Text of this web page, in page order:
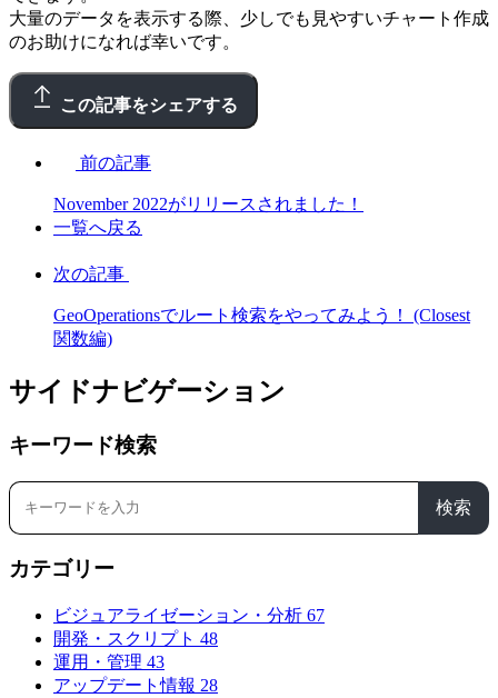
大量のデータを表示する際、少しでも見やすいチャート作成
のお助けになれば幸いです。
この記事をシェアする
前の記事
November 2022がリリースされました！
一覧へ戻る
次の記事
GeoOperationsでルート検索をやってみよう！ (Closest
関数編)
サイドナビゲーション
キーワード検索
検索
カテゴリー
ビジュアライゼーション・分析 67
開発・スクリプト 48
運用・管理 43
アップデート情報 28